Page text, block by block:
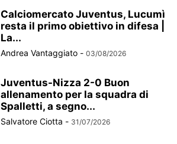
Calciomercato Juventus, Lucumì
resta il primo obiettivo in difesa |
La...
Andrea Vantaggiato - 03/08/2026
Juventus-Nizza 2-0 Buon
allenamento per la squadra di
Spalletti, a segno...
Salvatore Ciotta - 31/07/2026